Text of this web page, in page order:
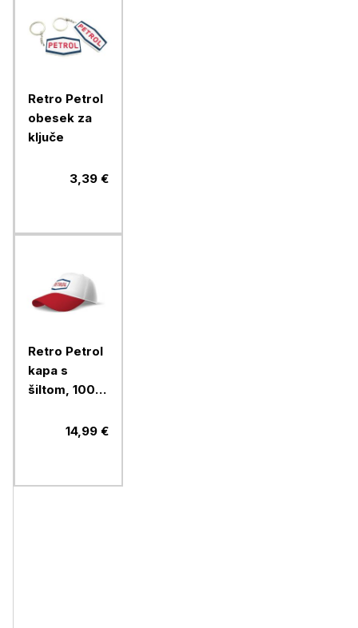
Retro Petrol
obesek za
ključe
3,39 €
Retro Petrol
kapa s
šiltom, 100%
14,99 €